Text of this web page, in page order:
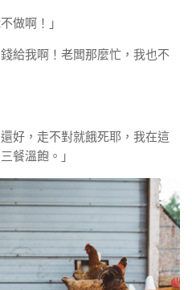
做啊！」
給我啊！老闆那麼忙，我也不
好，走不對就餓死耶，我在這
餐溫飽。」